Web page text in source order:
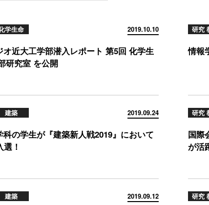
2019.10.10
学生命
オ近大工学部潜入レポート 第5回 化学生
研究室 を公開
研究
情報
2019.09.24
建築
の学生が『建築新人戦2019』において
！
研究
国際
が活
2019.09.12
建築 研究